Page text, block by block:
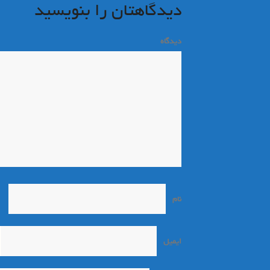
دیدگاهتان را بنویسید
دیدگاه
نام
ایمیل